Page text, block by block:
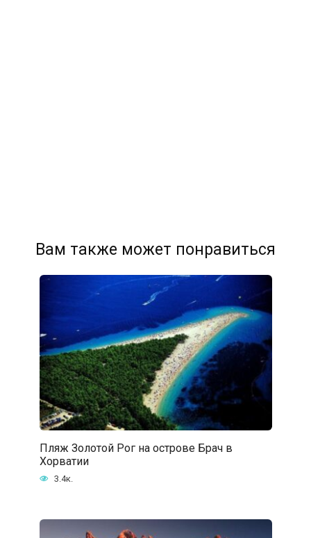
Вам также может понравиться
Пляж Золотой Рог на острове Брач в
Хорватии
3.4к.